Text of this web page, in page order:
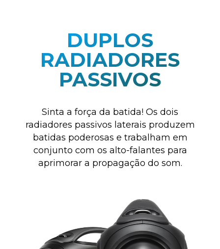
DUPLOS
RADIADORES
PASSIVOS
Sinta a força da batida! Os dois
radiadores passivos laterais produzem
batidas poderosas e trabalham em
conjunto com os alto-falantes para
aprimorar a propagação do som.